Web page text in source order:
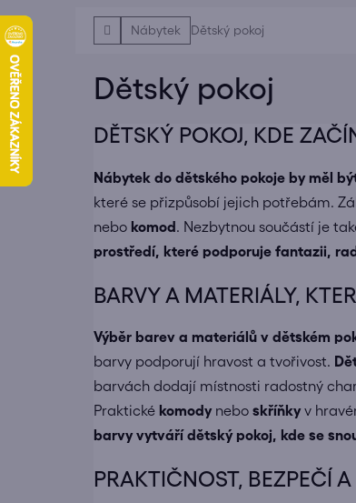
DomůNábytek Dětský pokoj
Dětský pokoj
DĚTSKÝ POKOJ, KDE
Nábytek do dětského pokoje by měl
které se přizpůsobí jejich potřebám.
nebo komod . Nezbytnou součástí je
prostředí, které podporuje fantazii,
BARVY A MATERIÁLY,
Výběr barev a materiálů v dětském
barvy podporují hravost a tvořivost.
barvách dodají místnosti radostný
Praktické komodynebo skříňkyv
barvy vytváří dětský pokoj, kde se
PRAKTIČNOST, BEZPEČÍ